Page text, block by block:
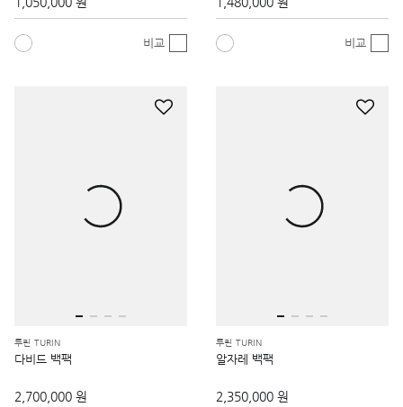
비교 비교
투린 TURIN
다비드 백팩
2,700,000 원
투린 TURIN
알자레 백팩
2,350,000 원